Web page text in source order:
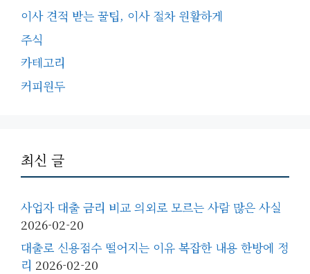
이사 견적 받는 꿀팁, 이사 절차 원활하게
주식
카테고리
커피원두
최신 글
사업자 대출 금리 비교 의외로 모르는 사람 많은 사실
2026-02-20
대출로 신용점수 떨어지는 이유 복잡한 내용 한방에 정
리 2026-02-20